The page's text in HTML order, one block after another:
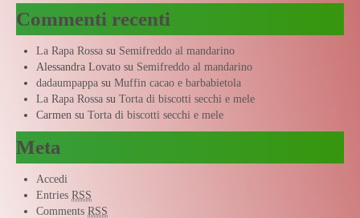
Commenti recenti
La Rapa Rossa su Semifreddo al mandarino
Alessandra Lovato su Semifreddo al mandarino
dadaumpappa su Muffin cacao e barbabietola
La Rapa Rossa su Torta di biscotti secchi e mele
Carmen su Torta di biscotti secchi e mele
Meta
Accedi
Entries RSS
Comments RSS